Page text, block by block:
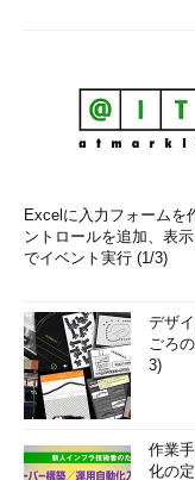
Excelに入力フォームを
ントロールを追加、表
でイベント実行 (1/3)
デザ
ごろ
3)
作業
化の